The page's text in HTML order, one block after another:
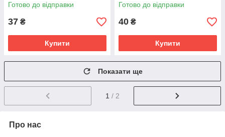
Готово до відправки
37 ₴
Купити
Готово до відправки
40 ₴
Купити
Показати ще
1 / 2
Про нас